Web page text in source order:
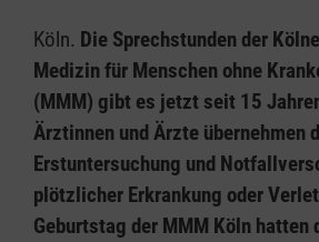
Köln. Die Sprechstunden der
Medizin für Menschen ohne
(MMM) gibt es jetzt seit 15
Ärztinnen und Ärzte übernehmen
Erstuntersuchung und
plötzlicher Erkrankung oder
Geburtstag der MMM Köln hatten